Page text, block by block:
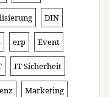
DIN
erp Event
IT Sicherheit
Marketing